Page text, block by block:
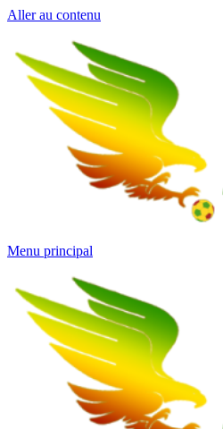
Aller au contenu
Menu principal